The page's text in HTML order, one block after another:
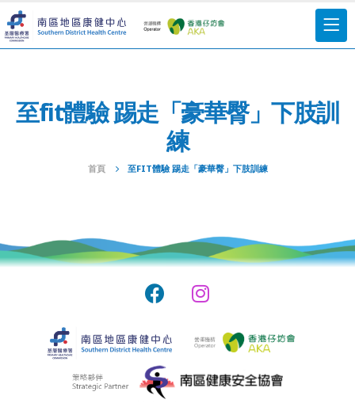
至fit體驗 踢走「豪華臀」下肢訓
練
首頁 至FIT體驗 踢走「豪華臀」下肢訓練